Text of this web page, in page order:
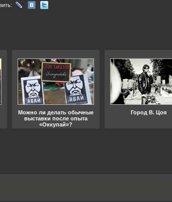
Можно ли делать обычные
выставки после опыта
«Оккупай»?
Город В. Цоя